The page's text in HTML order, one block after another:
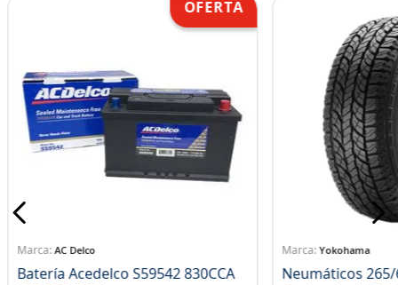
AC Delco
Batería Acedelco S59542 830CCA
Yokohama
Neumáticos 265/